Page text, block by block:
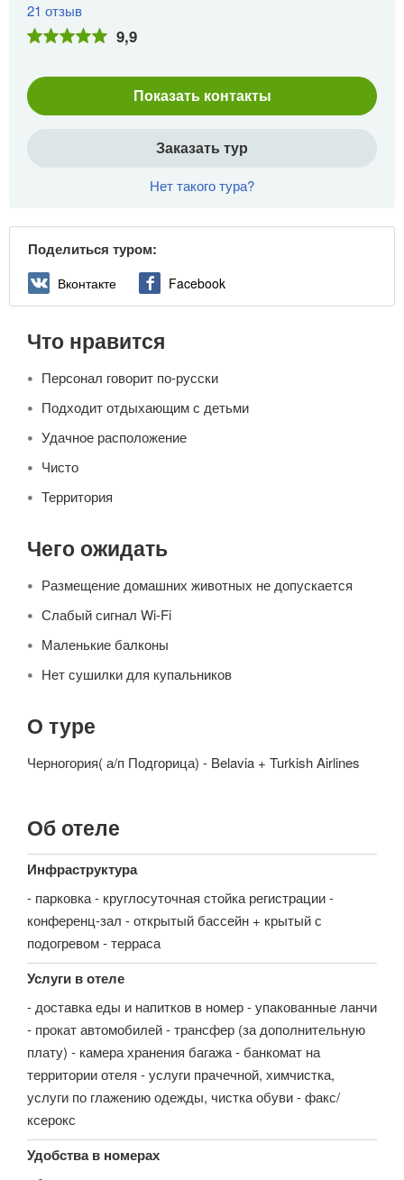
21 отзыв
9,9
Показать контакты
Заказать тур
Нет такого тура?
Поделиться туром:
Вконтакте Facebook
Что нравится
Персонал говорит по-русски
Подходит отдыхающим с детьми
Удачное расположение
Чисто
Территория
Чего ожидать
Размещение домашних животных не допускается
Слабый сигнал Wi-Fi
Маленькие балконы
Нет сушилки для купальников
О туре
Черногория( а/п Подгорица) - Belavia + Turkish Airlines
Об отеле
Инфраструктура
- парковка - круглосуточная стойка регистрации -
конференц-зал - открытый бассейн + крытый с
подогревом - терраса
Услуги в отеле
- доставка еды и напитков в номер - упакованные ланчи
- прокат автомобилей - трансфер (за дополнительную
плату) - камера хранения багажа - банкомат на
территории отеля - услуги прачечной, химчистка,
услуги по глажению одежды, чистка обуви - факс/
ксерокс
Удобства в номерах